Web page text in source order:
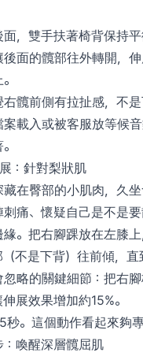
面，雙手扶著椅背保持
後面的髖部往外轉開，
髖前側有拉扯感，不
載入或被客服放等候
：針對梨狀肌
藏在臀部的小肌肉，久
痛、懷疑自己是不是要
。把右腳踝放在左膝
不是下背）往前傾，直
忽略的關鍵細節：把右
展效果增加約15%。
秒。這個動作看起來夠
：喚醒深層髖屈肌